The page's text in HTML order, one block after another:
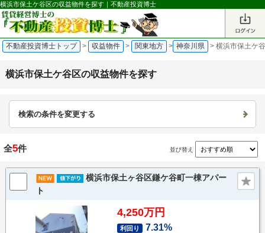
横浜市保土ケ谷区の収益物件を探す｜不動産投資博士
不動産投資博士トップ > 収益物件 > 関東地方 > 神奈川県 > 横浜市保土ケ
横浜市保土ケ谷区の収益物件を探す
検索の条件を変更する
全5件 並び替え
横浜市保土ヶ谷区鎌ケ谷町一棟アパー
ト
4,250万円
利回り 7.31%